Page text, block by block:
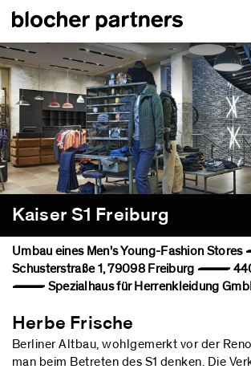
Kaiser S1 Freiburg
Umbau eines Men's Young-Fashion
Schusterstraße 1, 79098 Freiburg —
— Spezialhaus für Herrenkleidung
Herbe Frische
Berliner Altbau, wohlgemerkt vor der
man beim Betreten des S1 denken. Die